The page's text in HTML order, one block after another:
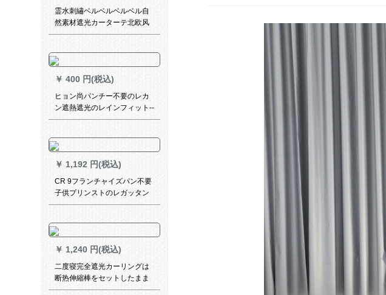
霊水刺繡ベルベルベルベル自
然素材遮光カーターテ北欧风
インズ风の无いつぎわわわ厚
制カーターテーテテンンンラ
イトブルー+米色のつぼ
￥ 400 円(税込)
ヒョン尚パンチー不要のレカ
ン遮熱遮光のレインフィット--
-131334 3
￥ 1,192 円(税込)
CR 9フランチャイズパン不要
子供プリンストのレガッタン
遮熱遮光漫画ベビの寝室図案
016
￥ 1,240 円(税込)
二度寝完全遮光カーリングは
断热伸縮棒をセットしたまま
です。简易少女寝室の窓部屋